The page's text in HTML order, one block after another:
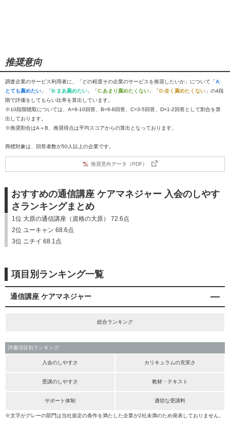
推奨意向
調査企業のサービス利用者に、「どの程度その企業のサービスを推奨したいか」について「A:
とても薦めたい 」「B:まあ薦めたい 」「C:あまり薦めたくない 」「D:全く薦めたくない 」の4段
階で評価をしてもらい比率を算出しています。
※10段階聴取については、A=9-10回答、B=6-8回答、C=3-5回答、D=1-2回答として割合を算
出しております。
※推奨割合はA＋B、推奨得点は平均スコアからの算出となっております。
商標対象は、回答者数が50人以上の企業です。
推奨意向データ（PDF）
おすすめの通信講座 ケアマネジャー 入会のしやす
さランキングまとめ
1位 大原の通信講座（資格の大原） 72.6点
2位 ユーキャン 68.6点
3位 ニチイ 68.1点
項目別ランキング一覧
通信講座 ケアマネジャー
総合ランキング
評価項目別ランキング
入会のしやすさ カリキュラムの充実さ
受講のしやすさ 教材・テキスト
サポート体制 適切な受講料
※文字がグレーの部門は当社規定の条件を満たした企業が2社未満のため発表しておりません。